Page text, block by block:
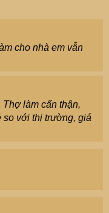
cho nhà em vẫn
làm cẩn thận,
so với thị trường, giá